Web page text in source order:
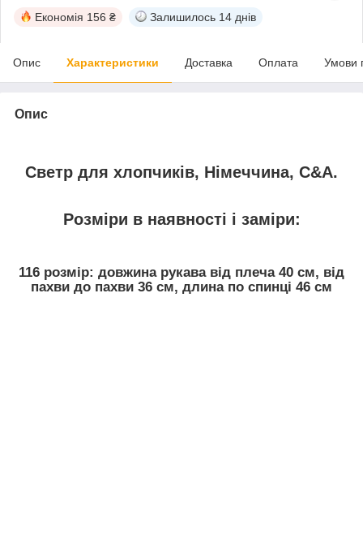
Економія 156 ₴ Залишилось 14 днів
Опис Характеристики Доставка Оплата Умови
Опис
Светр для хлопчиків, Німеччина, С&А.
Розміри в наявності і заміри:
116 розмір: довжина рукава від плеча 40 см, від
пахви до пахви 36 см, длина по спинці 46 см